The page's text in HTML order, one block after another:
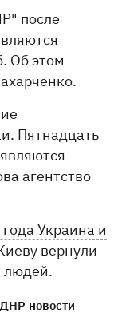
после
Об этом
Пятнадцать
агентство
Украина и
вернули
людей.
ДНР новости